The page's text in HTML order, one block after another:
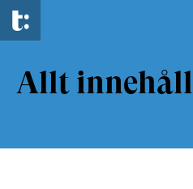
Allt innehåll